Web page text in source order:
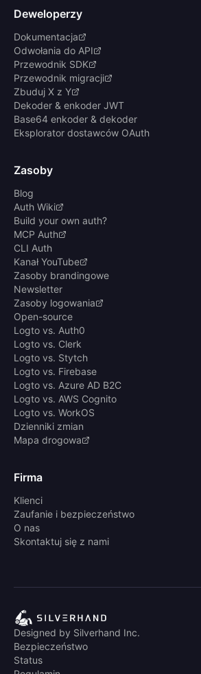
Deweloperzy
Dokumentacja
Odwołania do API
Przewodnik SDK
Przewodnik migracji
Zbuduj X z Y
Dekoder & enkoder JWT
Base64 enkoder & dekoder
Eksplorator dostawców OAuth
Zasoby
Blog
Auth Wiki
Build your own auth?
MCP Auth
CLI Auth
Kanał YouTube
Zasoby brandingowe
Newsletter
Zasoby logowania
Open-source
Logto vs. Auth0
Logto vs. Clerk
Logto vs. Stytch
Logto vs. Firebase
Logto vs. Azure AD B2C
Logto vs. AWS Cognito
Logto vs. WorkOS
Dzienniki zmian
Mapa drogowa
Firma
Klienci
Zaufanie i bezpieczeństwo
O nas
Skontaktuj się z nami
Designed by Silverhand Inc.
Bezpieczeństwo
Status